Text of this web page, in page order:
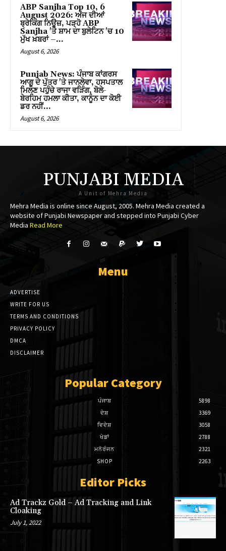
panel
panel
panel
panel
panel
panel
paketleri
panel
panel
panel
Panel
ABP Sanjha Top 10, 6
August 2026: ਅੱਜ ਦੀਆਂ
ਬ੍ਰੇਕਿੰਗ ਨਿਊਜ਼, ਪੜ੍ਹੋ ABP
Sanjha 'ਤੇ ਸ਼ਾਮ ਦਾ ਬੁਲੇਟਿਨ 'ਚ 10
ਮੁੱਖ ਖ਼ਬਰਾਂ –...
August 6, 2026
Punjab News: ਪੰਜਾਬ ਕਾਂਗਰਸ
ਆਗੂ ਦੇ ਪੁੱਤਰ 'ਤੇ ਜਾਨਲੇਵਾ, ਹਸਪਤਾਲ
ਮਿਲਣ ਪਹੁੰਚੇ ਰਾਜਾ ਵੜਿੰਗ, ਬੋਲੇ-
ਬੇਰਹਿਮ ਹਮਲਾ ਕੀਤਾ, ਕਾਨੂੰਨ ਦਾ ਕੋਈ
ਡਰ ਨਹੀਂ…
August 6, 2026
PUNJABI MEDIA
A Unit of Mehra Media
Mehra Media is online since August, 2005. Mehra Media created a
website of Punjabi Newspaper and stepped into Punjabi Cyber
Media Read More
Menu
ADVERTISE
WRITE FOR US
TERMS AND CONDITIONS
PRIVACY POLICY
DMCA
DISCLAIMER
Popular Category
ਪੰਜਾਬ
5898
ਦੇਸ਼
3369
ਵਿਦੇਸ਼
3058
ਖੇਡਾਂ
2788
ਮਨੋਰੰਜਨ
2321
SHOP
2263
Editor Picks
Ad Trackz Gold – Ad Tracking and Link
Cloaking
July 1, 2022